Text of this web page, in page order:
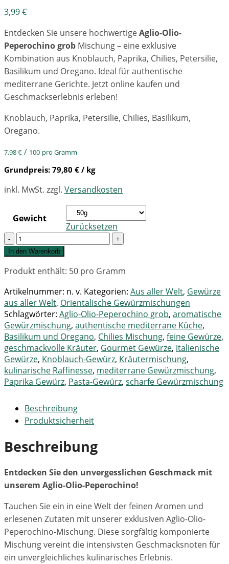
3,99€
Entdecken Sie unsere hochwertigeAglio-Olio-
Peperochino grob Mischung – eine exklusive
Kombination aus Knoblauch, Paprika, Chilies, Petersilie,
Basilikum und Oregano. Ideal für authentische
mediterrane Gerichte. Jetzt online kaufen und
Geschmackserlebnis erleben!
Knoblauch, Paprika, Petersilie, Chilies, Basilikum,
Oregano.
7,98€ / 100 pro Gramm
Grundpreis: 79,80 € / kg
inkl. MwSt. zzgl. Versandkosten
Gewicht
Zurücksetzen
Quantity
In den Warenkorb
Produkt enthält: 50 pro Gramm
Artikelnummer: n. v. Kategorien: Aus aller Welt, Gewürze
aus aller Welt, Orientalische Gewürzmischungen
Schlagwörter: Aglio-Olio-Peperochino grob, aromatische
Gewürzmischung, authentische mediterrane Küche,
Basilikum und Oregano, Chilies Mischung, feine Gewürze,
geschmackvolle Kräuter, Gourmet Gewürze, italienische
Gewürze, Knoblauch-Gewürz, Kräutermischung,
kulinarische Raffinesse, mediterrane Gewürzmischung,
Paprika Gewürz, Pasta-Gewürz, scharfe Gewürzmischung
Beschreibung
Produktsicherheit
Beschreibung
Entdecken Sie den unvergesslichen Geschmack mit
unserem Aglio-Olio-Peperochino!
Tauchen Sie ein in eine Welt der feinen Aromen und
erlesenen Zutaten mit unserer exklusiven Aglio-Olio-
Peperochino-Mischung. Diese sorgfältig komponierte
Mischung vereint die intensivsten Geschmacksnoten für
ein unvergleichliches kulinarisches Erlebnis.